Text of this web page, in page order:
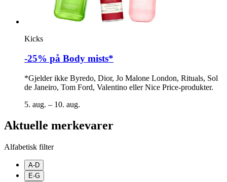
Kicks
-25% på Body mists*
*Gjelder ikke Byredo, Dior, Jo Malone London, Rituals, Sol
de Janeiro, Tom Ford, Valentino eller Nice Price-produkter.
5. aug. – 10. aug.
Aktuelle merkevarer
Alfabetisk filter
A-D
E-G